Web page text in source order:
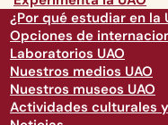
¿Por qué estudiar en la
Opciones de
Laboratorios UAO
Nuestros medios UAO
Nuestros museos UAO
Actividades culturales